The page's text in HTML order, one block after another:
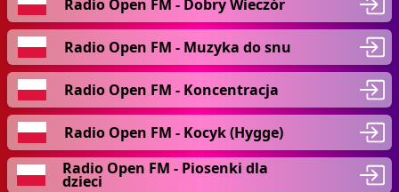
Radio Open FM - Dobry Wieczór
Radio Open FM - Muzyka do snu
Radio Open FM - Koncentracja
Radio Open FM - Kocyk (Hygge)
Radio Open FM - Piosenki dla
dzieci